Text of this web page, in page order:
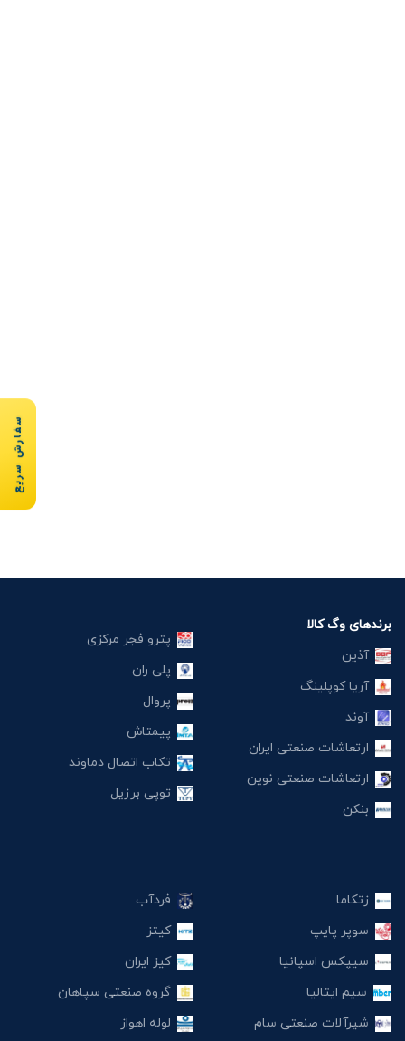
برندهای وگ کالا
آذین
آریا کوپلینگ
آوند
ارتعاشات صنعتی ایران
ارتعاشات صنعتی نوین
بنکن
پترو فجر مرکزی
پلی ران
پروال
پیمتاش
تکاب اتصال دماوند
توپی برزیل
زتکاما
سوپر پایپ
سیپکس اسپانیا
سیم ایتالیا
شیرآلات صنعتی سام
فردآب
کیتز
کیز ایران
گروه صنعتی سپاهان
لوله اهواز
سفارش سریع